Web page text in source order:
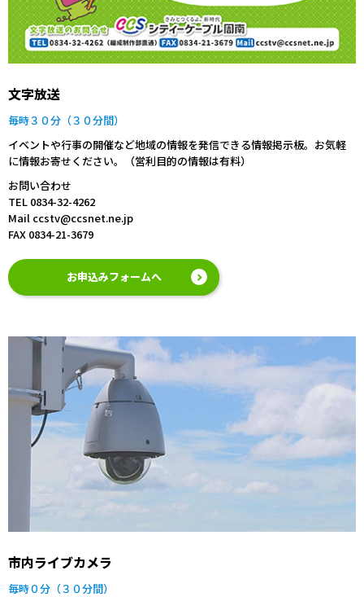
文字放送
毎時３０分（３０分間）
イベントや行事の開催など地域の情報を発信できる情報掲示板。お気軽
に情報お寄せください。（営利目的の情報は有料）
お問い合わせ
TEL 0834-32-4262
Mail ccstv@ccsnet.ne.jp
FAX 0834-21-3679
お申込みフォームへ
市内ライブカメラ
毎時０分（３０分間）